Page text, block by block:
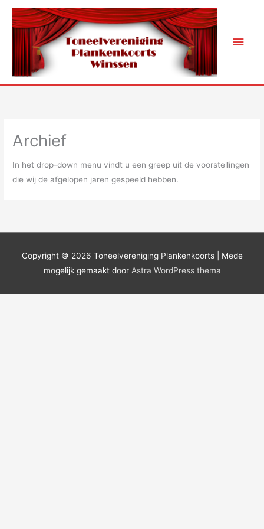
naar
Archief
In het drop-down menu vindt u een greep uit de voorstellingen
die wij de afgelopen jaren gespeeld hebben.
Copyright © 2026 Toneelvereniging Plankenkoorts| Mede
mogelijk gemaakt door Astra WordPress thema